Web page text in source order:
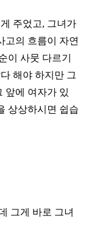
주었고, 그녀가
고의 흐름이 자연
이 사뭇 다르기
해야 하지만 그
앞에 여자가 있
상상하시면 쉽습
그게 바로 그녀